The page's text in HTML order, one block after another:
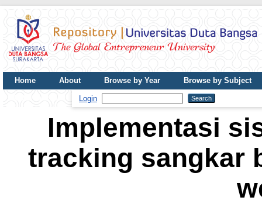
Home About Browse by Year
Browse by Subject
Login
Implementasi
tracking sangkar